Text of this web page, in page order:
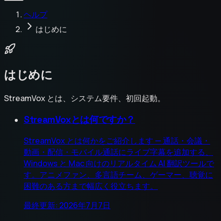
ヘルプ
はじめに
はじめに
StreamVox とは、システム要件、初回起動。
StreamVoxとは何ですか？
StreamVox とは何かをご紹介します — 通話・会議・
動画・配信・モバイル通話にライブ字幕を追加する、
Windows と Mac 向けのリアルタイム AI 翻訳ツールで
す。アニメファン、多言語チーム、ゲーマー、聴覚に
困難のある方まで幅広く役立ちます。
最終更新: 2026年7月7日